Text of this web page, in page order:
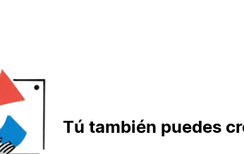
Tú también puedes